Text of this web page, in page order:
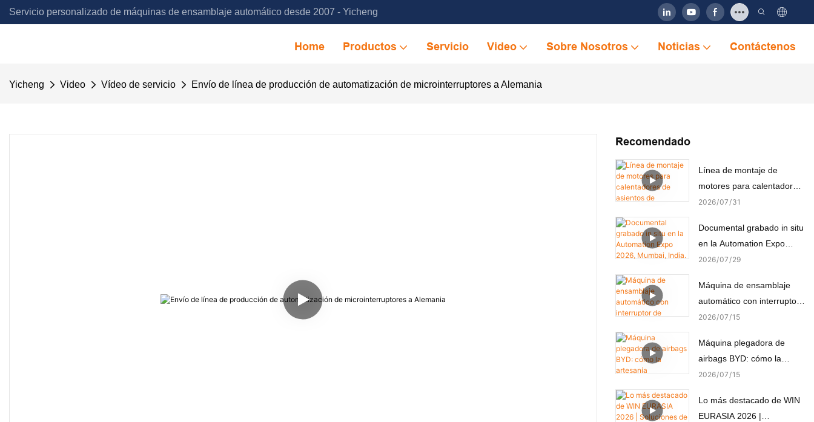
Servicio personalizado de máquinas de ensamblaje automático desde 2007 - Yicheng
Home Productos Servicio Video Sobre Nosotros Noticias Contáctenos
Yicheng Video Vídeo de servicio Envío de línea de producción de automatización de microinterruptores a Alemania
Recomendado
Línea de montaje de
motores para calentadores
de asientos de automóviles
2026 07 31
Documental grabado in situ
en la Automation Expo
2026, Mumbai, India.
2026 07 29
Máquina de ensamblaje
automático con interruptor
de alimentación, montaje y
2026 07 15
Máquina plegadora de
airbags BYD: cómo la
artesanía automatizada
2026 07 15
Lo más destacado de WIN
EURASIA 2026 |